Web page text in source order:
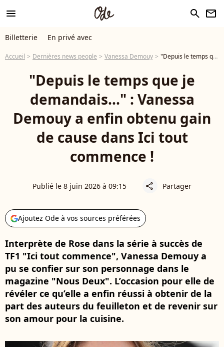
menu search newsletter
Billetterie En privé avec
Accueil Dernières news people Vanessa Demouy "Depuis le temps que je demandais..." : Vanessa Demouy a enfin obtenu gain de cause dans Ici tout commence !
"Depuis le temps que je
demandais..." : Vanessa
Demouy a enfin obtenu gain
de cause dans Ici tout
commence !
Publié le 8 juin 2026 à 09:15 share Partager
Ajoutez Ode à vos sources préférées
Interprète de Rose dans la série à succès de
TF1 "Ici tout commence", Vanessa Demouy a
pu se confier sur son personnage dans le
magazine "Nous Deux". L’occasion pour elle de
révéler ce qu’elle a enfin réussi à obtenir de la
part des auteurs du feuilleton et de revenir sur
son amour pour la cuisine.